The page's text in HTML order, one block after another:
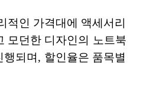
적인 가격대에 액세서리
모던한 디자인의 노트북
되며, 할인율은 품목별